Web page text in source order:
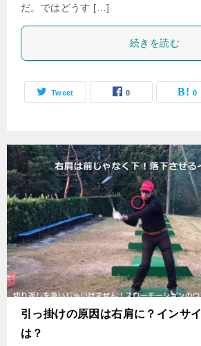
だ。ではどうす […]
続きを読む
Tweet 0 0
引っ掛けの原因は右肩に？インサ
は？